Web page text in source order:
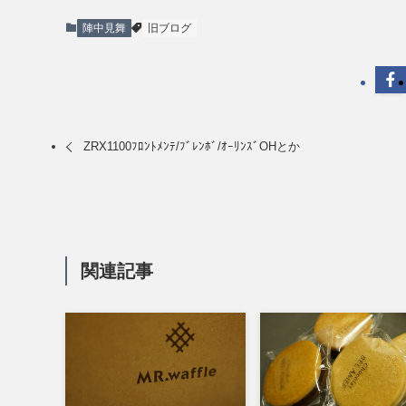
陣中見舞 旧ブログ
ZRX1100ﾌﾛﾝﾄﾒﾝﾃ/ﾌﾞﾚﾝﾎﾞ/ｵｰﾘﾝｽﾞOHとか
関連記事